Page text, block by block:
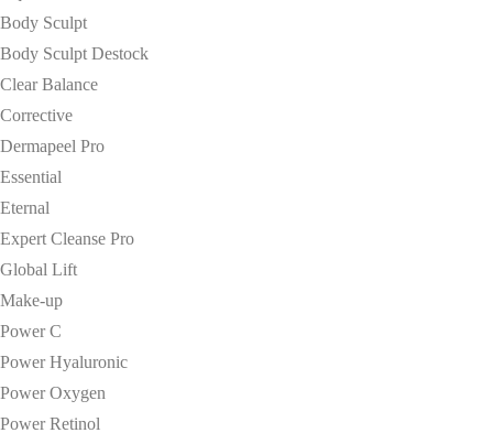
Body Sculpt
Body Sculpt Destock
Clear Balance
Corrective
Dermapeel Pro
Essential
Eternal
Expert Cleanse Pro
Global Lift
Make-up
Power C
Power Hyaluronic
Power Oxygen
Power Retinol